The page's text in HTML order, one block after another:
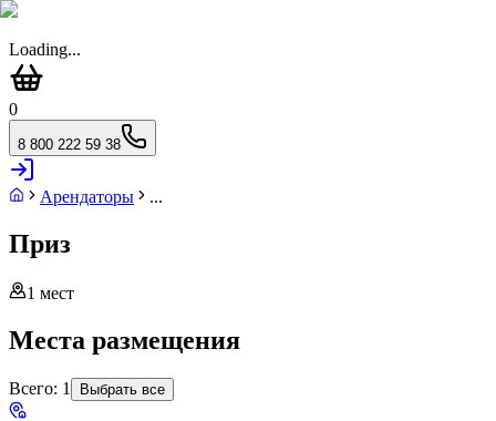
Loading...
0
8 800 222 59 38
Арендаторы ...
Приз
1 мест
Места размещения
Всего: 1 Выбрать все